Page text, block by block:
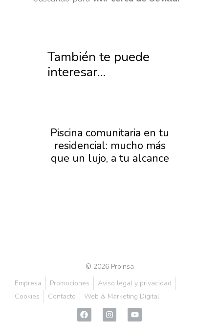
También te puede
interesar...
Piscina comunitaria en tu
residencial: mucho más
que un lujo, a tu alcance
© 2026 Proinsa
Empresa
Promociones
Aviso legal y privacidad
Cookies
Contacto Web & Marketing Digital